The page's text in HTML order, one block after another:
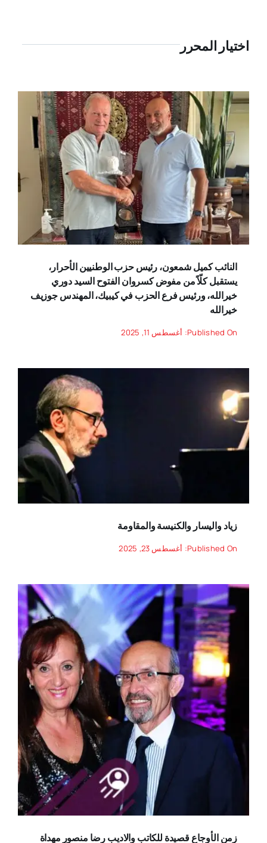
اختيار المحرر
النائب كميل شمعون، رئيس حزب الوطنيين الأحرار،
يستقبل كلّاً من مفوض كسروان الفتوح السيد دوري
خيرالله، ورئيس فرع الحزب في كيبيك، المهندس جوزيف
خيرالله
Published On: أغسطس 11, 2025
زياد واليسار والكنيسة والمقاومة
Published On: أغسطس 23, 2025
زمن الأوجاع قصيدة للكاتب والاديب رضا منصور مهداة